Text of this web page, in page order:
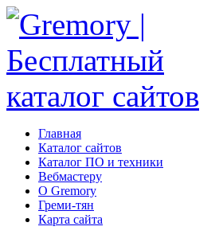
Главная
Каталог сайтов
Каталог ПО и техники
Вебмастеру
О Gremory
Греми-тян
Карта сайта